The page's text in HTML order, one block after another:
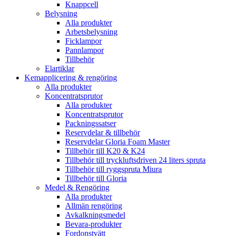
Knappcell
Belysning
Alla produkter
Arbetsbelysning
Ficklampor
Pannlampor
Tillbehör
Elartiklar
Kemapplicering & rengöring
Alla produkter
Koncentratsprutor
Alla produkter
Koncentratsprutor
Packningssatser
Reservdelar & tillbehör
Reservdelar Gloria Foam Master
Tillbehör till K20 & K24
Tillbehör till tryckluftsdriven 24 liters spruta
Tillbehör till ryggspruta Miura
Tillbehör till Gloria
Medel & Rengöring
Alla produkter
Allmän rengöring
Avkalkningsmedel
Bevara-produkter
Fordonstvätt